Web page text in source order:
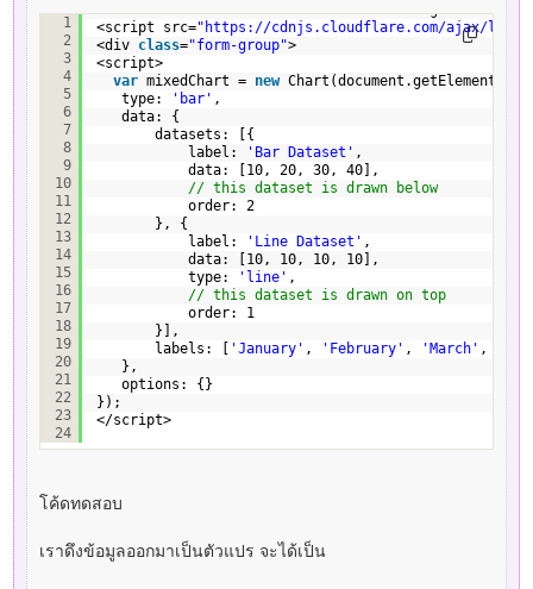
1
2
3
4
5
6
7
8
9
10
11
12
13
14
15
16
17
18
19
20
21
22
23
24
<canvas id="mixed-chart" width="800" height="450"
<script src=" https://cdnjs.cloudflare.com/ajax/
<div class="form-group">
<script>
var mixedChart = new
type:
'bar' ,
data: {
datasets: [{
label:
'Bar Dataset' ,
data: [10, 20, 30, 40],
// this dataset is drawn below
order: 2
}, {
label:
'Line Dataset' ,
data: [10, 10, 10, 10],
type:
'line' ,
// this dataset is drawn on top
order: 1
}],
labels: [
'January' , 'February' , 'March' ,
},
options: {}
});
</script>
โค้ดทดสอบ
เราดึงข้อมูลออกมาเป็นตัวแปร จะได้เป็น